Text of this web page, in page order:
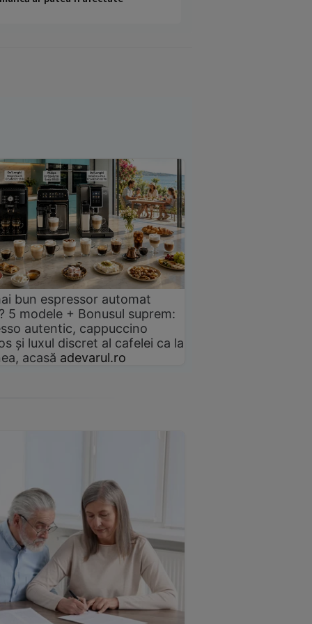
bun espressor automat
5 modele + Bonusul suprem:
autentic, cappuccino
și luxul discret al cafelei ca la
acasă adevarul.ro